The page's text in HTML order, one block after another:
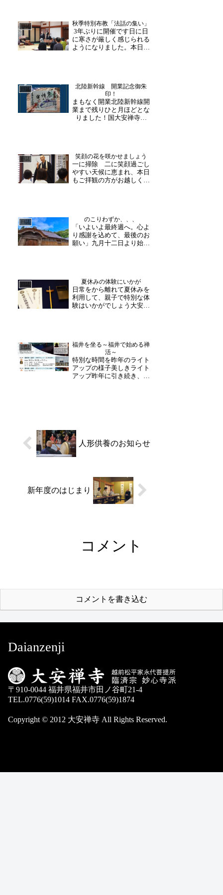
日誌 秋季特別布教「法話の集い」
3年ぶりに開催です日に日
に寒さが厳しく感じられる
ようになりました。本日は
した。開会のあいさつ、法
要が行われた後、法話会が
行われました。福岡県・天
叟...
日誌
北陸新幹線 開業記念御朱
印！
まもなく開業北陸新幹線開
業まで残りひと月ほどとな
りました！国大安禅寺で
したデザインとなってま
す。貼るタイプの御朱印は
随時受け付けておりますの
で、...
日誌 笑顔の花を咲かせましょう
一に掃除 二に笑顔過ごし
やすい天候に恵まれ、本日
もご拝観の方がお越しくだ
の年代にもリラックスして
お聞きいただけます。大安
禅寺はこれからお花盛り
の...
日誌 のこりわずか、、、
「いよいよ最終週へ。心よ
り感謝を込めて、最後のお
願い」九月十二日より始ま
でに寄せられた多くのご支
援、ご声援に、心より御礼
申し上げます。おかげさ
ま...
日誌 夏休みの体験にいかが
日常をから離れて夏休みを
利用して、親子で特別な体
験はいかがでしょう大安禅
申込みも可能です。スマホ
やテレビから離れて、夏の
音が聴こえる山寺にてお
寺...
日誌
福井を坐る～福井で始める禅
活～
特別な時間を昨年のライト
アップの様子美しきライト
アップ昨年に引き続き、福
となっております。この...
人形供養のお知らせ
新年度のはじまり
コメント
コメントを書き込む
Daianzenji
〒910-0044 福井県福井市田ノ谷町21-4
TEL.0776(59)1014 FAX.0776(59)1874
Copyright © 2012 大安禅寺 All Rights Reserved.